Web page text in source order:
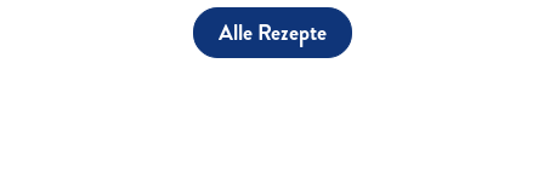
Alle Rezepte